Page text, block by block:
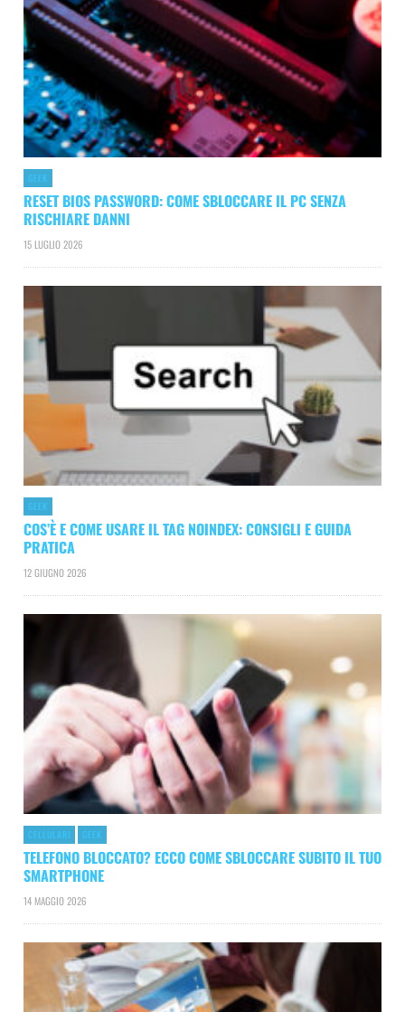
GEEK
RESET BIOS PASSWORD: COME SBLOCCARE IL PC SENZA
RISCHIARE DANNI
15 LUGLIO 2026
GEEK
COS’È E COME USARE IL TAG NOINDEX: CONSIGLI E GUIDA
PRATICA
12 GIUGNO 2026
CELLULARI GEEK
TELEFONO BLOCCATO? ECCO COME SBLOCCARE SUBITO IL TUO
SMARTPHONE
14 MAGGIO 2026